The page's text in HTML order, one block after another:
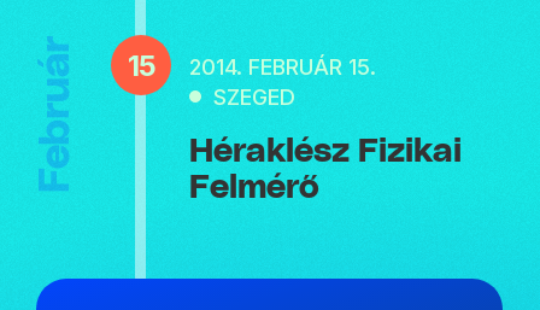
Február 15
2014. FEBRUÁR 15.
SZEGED
Héraklész Fizikai
Felmérő